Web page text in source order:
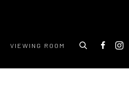
VIEWING ROOM